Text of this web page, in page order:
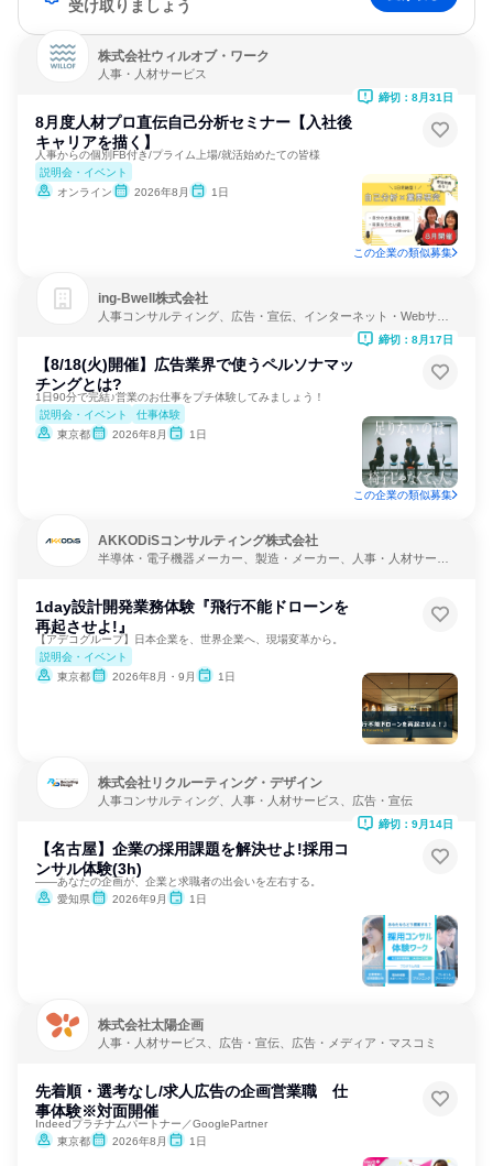
受け取りましょう
株式会社ウィルオブ・ワーク
人事・人材サービス
8月度人材プロ直伝自己分析セミナー【入社後
キャリアを描く】
人事からの個別FB付き/プライム上場/就活始めたての皆様
説明会・イベント
オンライン
2026年8月 1日
締切：8月31日
この企業の類似募集
ing-Bwell株式会社
人事コンサルティング、広告・宣伝、インターネット・Webサー
【8/18(火)開催】広告業界で使うペルソナマッ
チングとは?
1日90分で完結♪営業のお仕事をプチ体験してみましょう！
説明会・イベント
仕事体験
東京都
2026年8月 1日
締切：8月17日
この企業の類似募集
AKKODiSコンサルティング株式会社
半導体・電子機器メーカー、製造・メーカー、人事・人材サービ
1day設計開発業務体験『飛行不能ドローンを
再起させよ!』
【アデコグループ】日本企業を、世界企業へ、現場変革から。
説明会・イベント
東京都
2026年8月・9月 1日
株式会社リクルーティング・デザイン
人事コンサルティング、人事・人材サービス、広告・宣伝
【名古屋】企業の採用課題を解決せよ!採用コ
ンサル体験(3h)
――あなたの企画が、企業と求職者の出会いを左右する。
愛知県
2026年9月 1日
締切：9月14日
株式会社太陽企画
人事・人材サービス、広告・宣伝、広告・メディア・マスコミ
先着順・選考なし/求人広告の企画営業職 仕
事体験※対面開催
Indeedプラチナムパートナー／GooglePartner
東京都
2026年8月 1日